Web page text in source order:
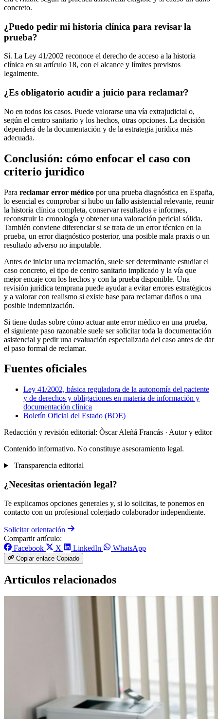
concreto.
¿Puedo pedir mi historia clínica para revisar la
prueba?
Sí. La Ley 41/2002 reconoce el derecho de acceso a la historia
clínica en su artículo 18, con el alcance y límites previstos
legalmente.
¿Es obligatorio acudir a juicio para reclamar?
No en todos los casos. Puede valorarse una vía extrajudicial o,
según el centro sanitario y los hechos, otras opciones. La decisión
dependerá de la documentación y de la estrategia jurídica más
adecuada.
Conclusión: cómo enfocar el caso con
criterio jurídico
Para reclamar error médico por una prueba diagnóstica en España,
lo esencial es comprobar si hubo un fallo asistencial relevante, reunir
la historia clínica completa, conservar resultados e informes,
reconstruir la cronología y obtener una valoración pericial sólida.
También conviene diferenciar si se trata de un error técnico en la
prueba, un error diagnóstico posterior, una posible mala praxis o un
resultado adverso no imputable.
Antes de iniciar una reclamación, suele ser determinante estudiar el
caso concreto, el tipo de centro sanitario implicado y la vía que
mejor encaje con los hechos y con la prueba disponible. Una
revisión jurídica temprana puede ayudar a evitar errores estratégicos
y a valorar con realismo si existe base para reclamar daños o una
posible indemnización.
Si tiene dudas sobre cómo actuar ante error médico en una prueba,
el siguiente paso razonable suele ser solicitar toda la documentación
asistencial y pedir una evaluación especializada del caso antes de dar
el paso formal de reclamar.
Fuentes oficiales
Ley 41/2002, básica reguladora de la autonomía del paciente
y de derechos y obligaciones en materia de información y
documentación clínica
Boletín Oficial del Estado (BOE)
Redacción y revisión editorial: Òscar Aleñá Francás · Autor y editor
Contenido informativo. No constituye asesoramiento legal.
Transparencia editorial
¿Necesitas orientación legal?
Te explicamos opciones generales y, si lo solicitas, te ponemos en
contacto con un profesional colegiado colaborador independiente.
Solicitar orientación
Compartir artículo:
Facebook
X LinkedIn WhatsApp
Copiar enlace Copiado
Artículos relacionados